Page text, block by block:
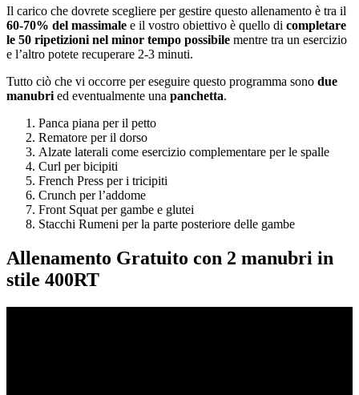
Il carico che dovrete scegliere per gestire questo allenamento è tra il
60-70% del massimale e il vostro obiettivo è quello di completare
le 50 ripetizioni nel minor tempo possibile mentre tra un esercizio
e l’altro potete recuperare 2-3 minuti.
Tutto ciò che vi occorre per eseguire questo programma sono due
manubri ed eventualmente una panchetta.
Panca piana per il petto
Rematore per il dorso
Alzate laterali come esercizio complementare per le spalle
Curl per bicipiti
French Press per i tricipiti
Crunch per l’addome
Front Squat per gambe e glutei
Stacchi Rumeni per la parte posteriore delle gambe
Allenamento Gratuito con 2 manubri in
stile 400RT